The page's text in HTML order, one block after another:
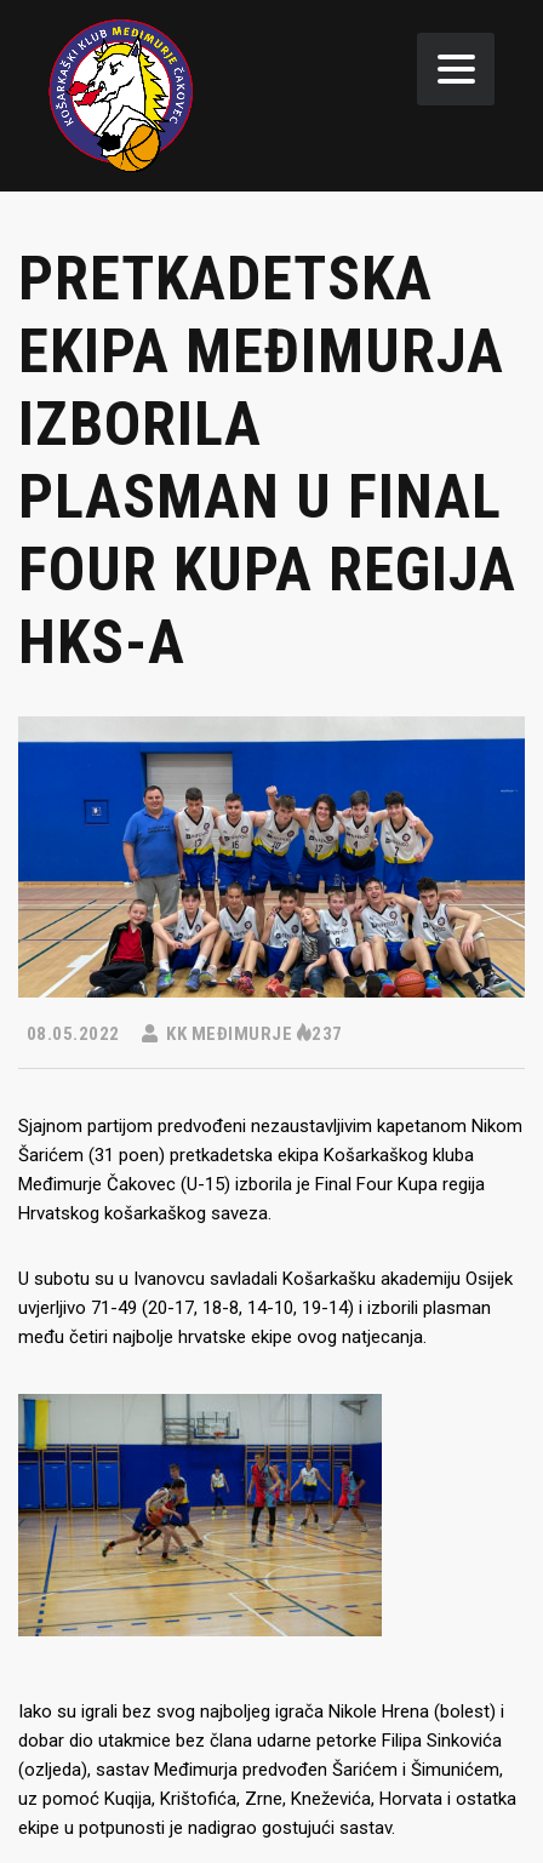
PRETKADETSKA
EKIPA MEĐIMURJA
IZBORILA
PLASMAN U FINAL
FOUR KUPA REGIJA
HKS-A
08.05.2022 KK MEĐIMURJE 237
Sjajnom partijom predvođeni nezaustavljivim kapetanom Nikom
Šarićem (31 poen) pretkadetska ekipa Košarkaškog kluba
Međimurje Čakovec (U-15) izborila je Final Four Kupa regija
Hrvatskog košarkaškog saveza.
U subotu su u Ivanovcu savladali Košarkašku akademiju Osijek
uvjerljivo 71-49 (20-17, 18-8, 14-10, 19-14) i izborili plasman
među četiri najbolje hrvatske ekipe ovog natjecanja.
Iako su igrali bez svog najboljeg igrača Nikole Hrena (bolest) i
dobar dio utakmice bez člana udarne petorke Filipa Sinkovića
(ozljeda), sastav Međimurja predvođen Šarićem i Šimunićem,
uz pomoć Kuqija, Krištofića, Zrne, Kneževića, Horvata i ostatka
ekipe u potpunosti je nadigrao gostujući sastav.